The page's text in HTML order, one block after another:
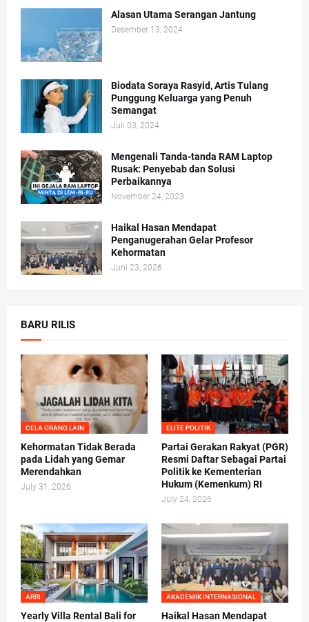
Alasan Utama Serangan Jantung
Desember 13, 2024
Biodata Soraya Rasyid, Artis Tulang
Punggung Keluarga yang Penuh
Semangat
Juli 03, 2024
Mengenali Tanda-tanda RAM Laptop
Rusak: Penyebab dan Solusi
Perbaikannya
November 24, 2023
Haikal Hasan Mendapat
Penganugerahan Gelar Profesor
Kehormatan
Juni 23, 2026
BARU RILIS
CELA ORANG LAIN
Kehormatan Tidak Berada
pada Lidah yang Gemar
Merendahkan
July 31, 2026
ELITE POLITIK
Partai Gerakan Rakyat (PGR)
Resmi Daftar Sebagai Partai
Politik ke Kementerian
Hukum (Kemenkum) RI
July 24, 2026
ARRI
Yearly Villa Rental Bali for
AKADEMIK INTERNASIONAL
Haikal Hasan Mendapat